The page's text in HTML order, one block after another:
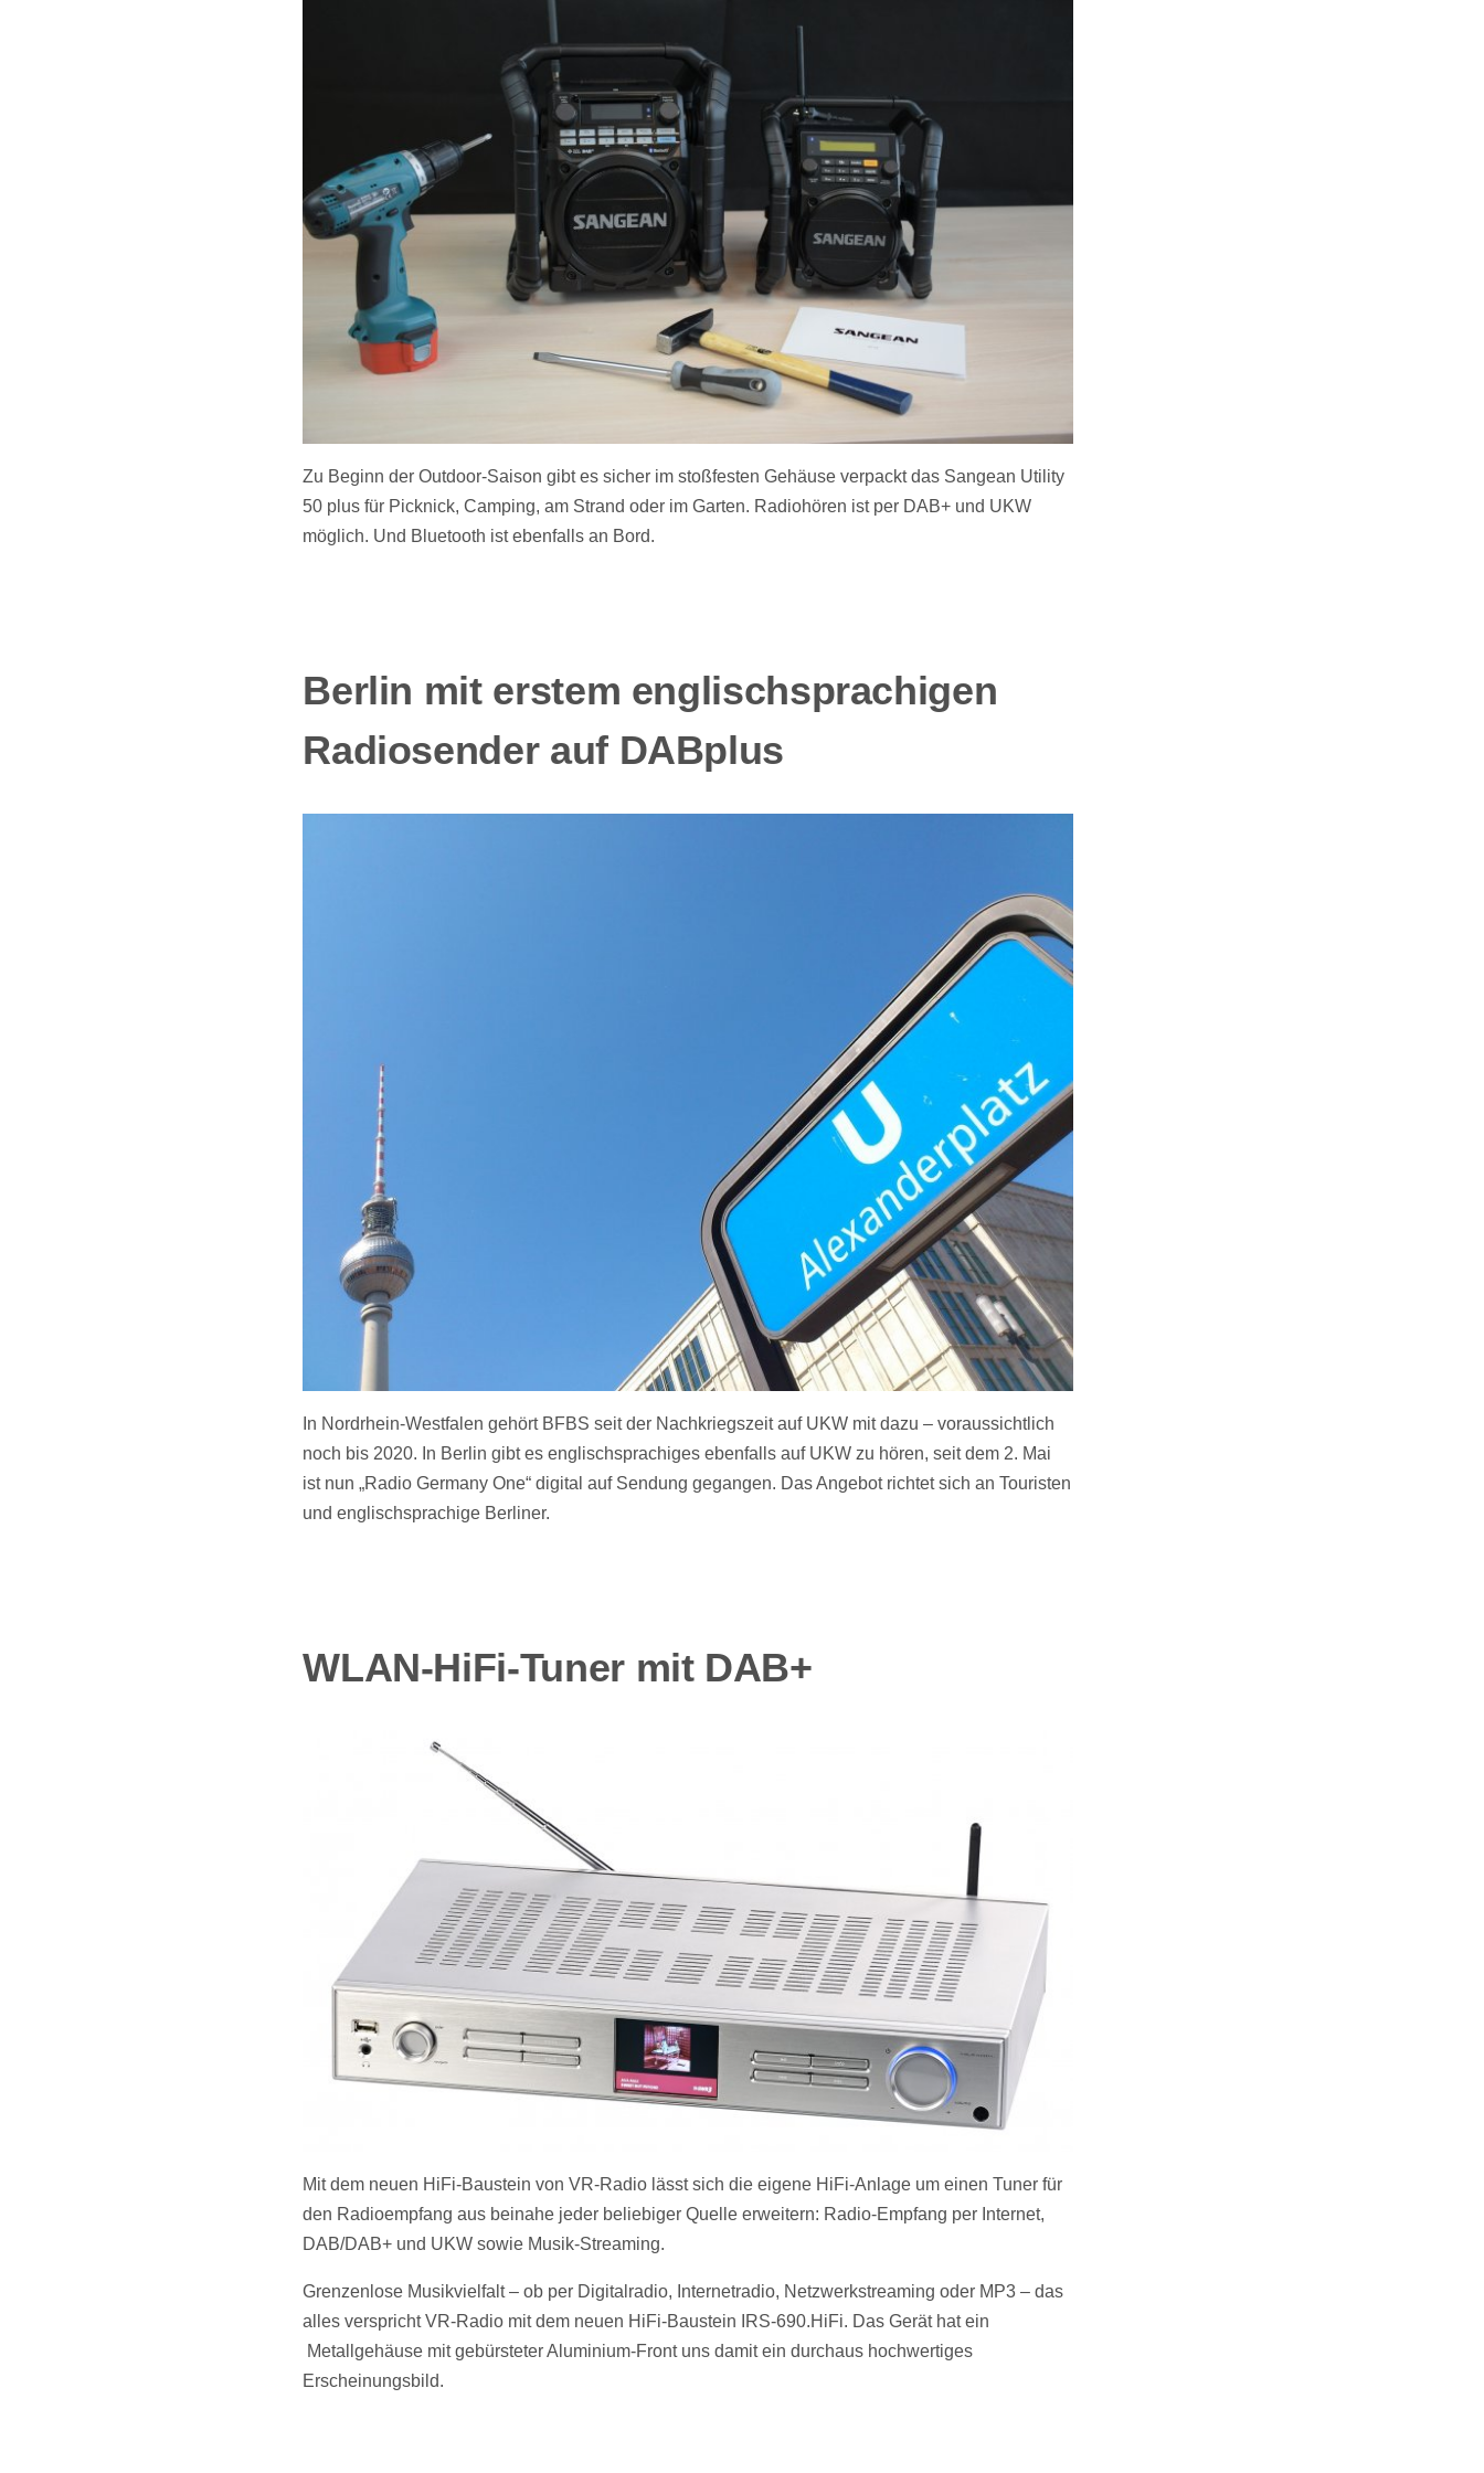
Zu Beginn der Outdoor-Saison gibt es sicher im stoßfesten Gehäuse verpackt das Sangean Utility
50 plus für Picknick, Camping, am Strand oder im Garten. Radiohören ist per DAB+ und UKW
möglich. Und Bluetooth ist ebenfalls an Bord.
Berlin mit erstem englischsprachigen
Radiosender auf DABplus
In Nordrhein-Westfalen gehört BFBS seit der Nachkriegszeit auf UKW mit dazu – voraussichtlich
noch bis 2020. In Berlin gibt es englischsprachiges ebenfalls auf UKW zu hören, seit dem 2. Mai
ist nun „Radio Germany One“ digital auf Sendung gegangen. Das Angebot richtet sich an Touristen
und englischsprachige Berliner.
WLAN-HiFi-Tuner mit DAB+
Mit dem neuen HiFi-Baustein von VR-Radio lässt sich die eigene HiFi-Anlage um einen Tuner für
den Radioempfang aus beinahe jeder beliebiger Quelle erweitern: Radio-Empfang per Internet,
DAB/DAB+ und UKW sowie Musik-Streaming.
Grenzenlose Musikvielfalt – ob per Digitalradio, Internetradio, Netzwerkstreaming oder MP3 – das
alles verspricht VR-Radio mit dem neuen HiFi-Baustein IRS-690.HiFi. Das Gerät hat ein
Metallgehäuse mit gebürsteter Aluminium-Front uns damit ein durchaus hochwertiges
Erscheinungsbild.